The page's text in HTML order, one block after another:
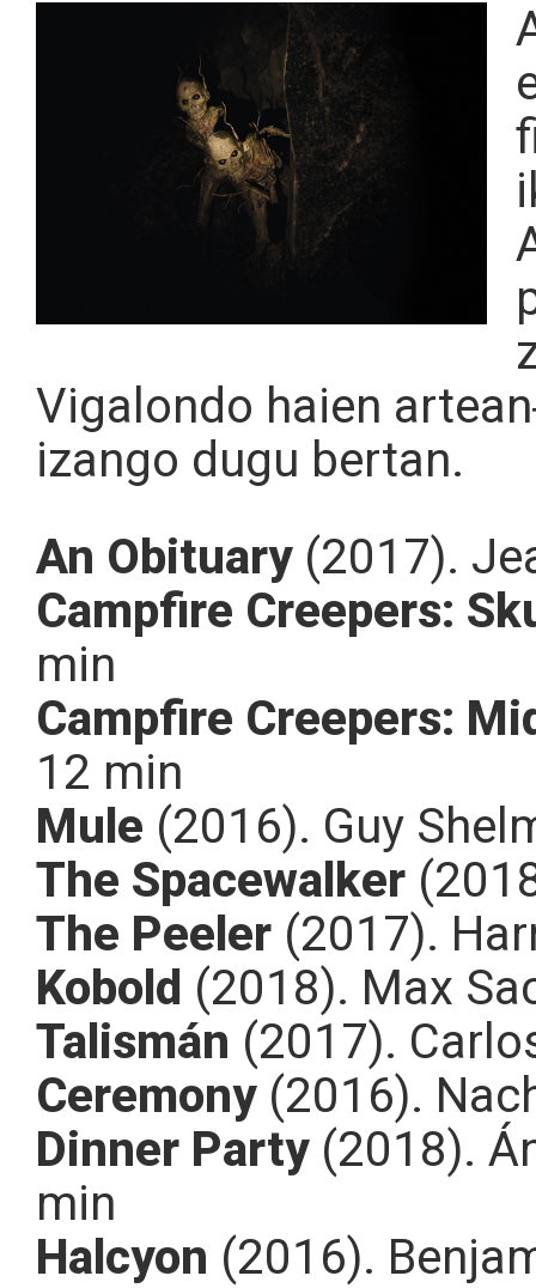
Vigalondo haien
izango dugu bertan.
An Obituary(2017).
Campfire Creepers:
min
Campfire Creepers:
12 min
Mule (2016). Guy
The Spacewalker
The Peeler (2017).
Kobold (2018). Max
Talismán (2017).
Ceremony(2016).
Dinner Party(2018).
min
Halcyon (2016).